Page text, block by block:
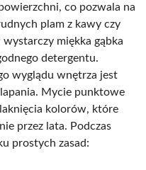
co pozwala na
plam z kawy czy
miękka gąbka
detergentu.
wyglądu wnętrza jest
Mycie punktowe
kolorów, które
przez lata. Podczas
prostych zasad: